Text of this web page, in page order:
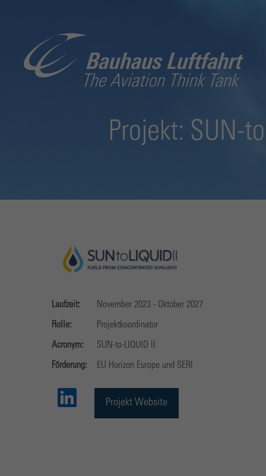
Projekt: SUN-
Laufzeit: November 2023 - Oktober 2027
Rolle: Projektkoordinator
Acronym: SUN-to-LIQUID II
Förderung: EU Horizon Europe und SERI
Projekt Website